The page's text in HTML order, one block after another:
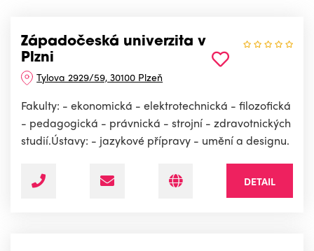
Západočeská univerzita v
Plzni
Tylova 2929/59, 30100 Plzeň
Fakulty: - ekonomická - elektrotechnická - filozofická
- pedagogická - právnická - strojní - zdravotnických
studií.Ústavy: - jazykové přípravy - umění a designu.
DETAIL